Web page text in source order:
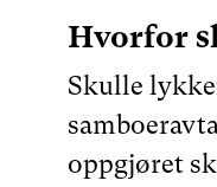
Hvorfor
Skulle
oppgjøret